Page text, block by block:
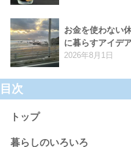
お金を使わない
に暮らすアイデ
2026年8月1日
目次
トップ
暮らしのいろいろ